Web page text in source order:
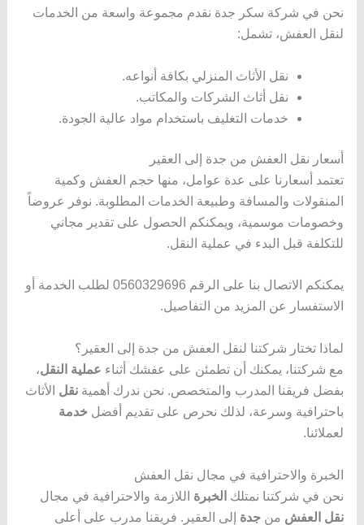
نحن في شركة سكر جدة نقدم مجموعة واسعة من الخدمات
لنقل العفش، تشمل:
نقل الأثاث المنزلي بكافة أنواعه.
نقل أثاث الشركات والمكاتب.
خدمات التغليف باستخدام مواد عالية الجودة.
أسعار نقل العفش من جدة إلى العقير
تعتمد أسعارنا على عدة عوامل، منها حجم العفش وكمية
المنقولات والمسافة وطبيعة الخدمات المطلوبة. نوفر عروضاً
وخصومات موسمية، ويمكنكم الحصول على تقدير مجاني
للتكلفة قبل البدء في عملية النقل.
يمكنكم الاتصال بنا على الرقم 0560329696 لطلب الخدمة أو
الاستفسار عن المزيد من التفاصيل.
لماذا تختار شركتنا لنقل العفش من جدة إلى العقير؟
مع شركتنا، يمكنك أن تطمئن على عفشك أثناء عملية النقل،
بفضل فريقنا المدرب والمتخصص. نحن ندرك أهمية نقل الأثاث
باحترافية وسرعة، لذلك نحرص على تقديم أفضل خدمة
لعملائنا.
الخبرة والاحترافية في مجال نقل العفش
نحن في شركتنا نمتلك الخبرة اللازمة والاحترافية في مجال
نقل العفش من جدة إلى العقير. فريقنا مدرب على أعلى